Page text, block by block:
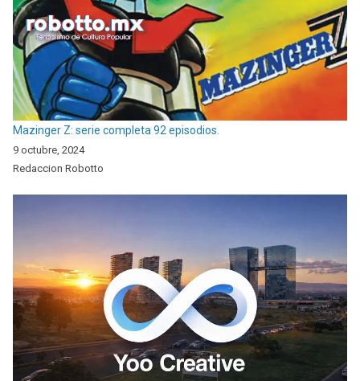
Mazinger Z: serie completa 92 episodios.
9 octubre, 2024
Redaccion Robotto